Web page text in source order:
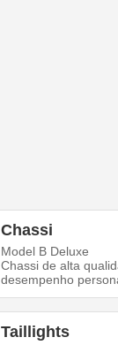
Chassi
Model B Deluxe
Chassi de alta
desempenho
Taillights